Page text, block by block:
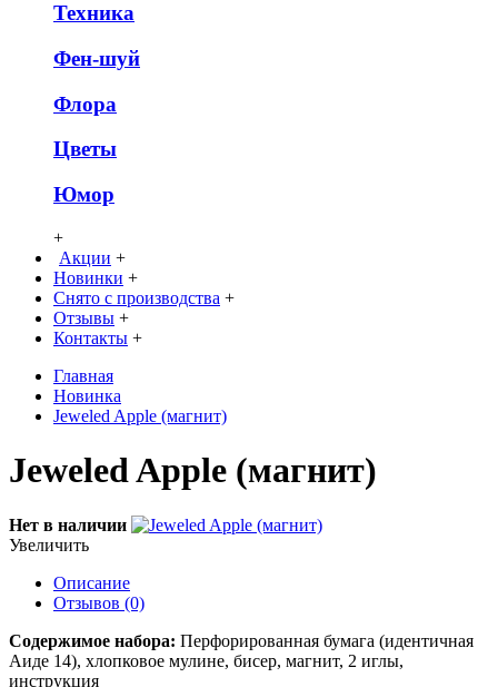
Техника
Фен-шуй
Флора
Цветы
Юмор
+
Акции +
Новинки +
Снято с производства +
Отзывы +
Контакты +
Главная
Новинка
Jeweled Apple (магнит)
Jeweled Apple (магнит)
Нет в наличии
Увеличить
Описание
Отзывов (0)
Содержимое набора: Перфорированная бумага (идентичная
Аиде 14), хлопковое мулине, бисер, магнит, 2 иглы,
инструкция